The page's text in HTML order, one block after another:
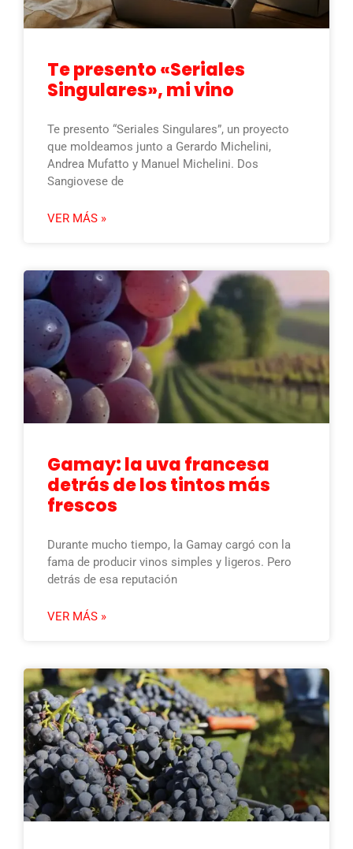
Te presento «Seriales
Singulares», mi vino
Te presento “Seriales Singulares”, un proyecto
que moldeamos junto a Gerardo Michelini,
Andrea Mufatto y Manuel Michelini. Dos
Sangiovese de
VER MÁS »
Gamay: la uva francesa
detrás de los tintos más
frescos
Durante mucho tiempo, la Gamay cargó con la
fama de producir vinos simples y ligeros. Pero
detrás de esa reputación
VER MÁS »